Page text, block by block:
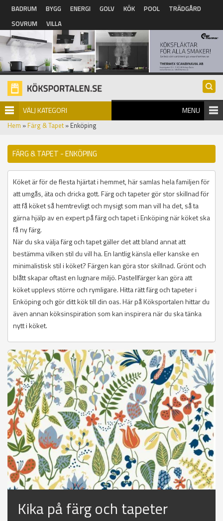
Hoppa till huvudinnehåll
BADRUM BYGG ENERGI GOLV KÖK POOL
TRÄDGÅRD
SOVRUM
VILLA
VÄLJ KATEGORI MENU
Hem » Färg & Tapet» Enköping
FÄRG & TAPET - ENKÖPING
Köket är för de flesta hjärtat i hemmet, här samlas hela familjen för
att umgås, äta och dricka gott. Färg och tapeter gör stor skillnad för
att få köket så hemtrevligt och mysigt som man vill ha det, så ta
gärna hjälp av en expert på färg och tapet i Enköping när köket ska
få ny färg.
När du ska välja färg och tapet gäller det att bland annat att
bestämma vilken stil du vill ha. En lantlig känsla eller kanske en
minimalistisk stil i köket? Färgen kan göra stor skillnad. Grönt och
blått skapar oftast en lugnare miljö. Pastellfärger kan göra att
köket upplevs större och rymligare. Hitta rätt färg och tapeter i
Enköping och gör ditt kök till din oas. Här på Köksportalen hittar du
även annan köksinspiration som kan inspirera när du ska tänka
nytt i köket.
Kika på färg och tapeter